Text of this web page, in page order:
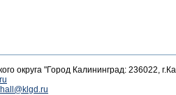
округа "Город Калининград: 236022,